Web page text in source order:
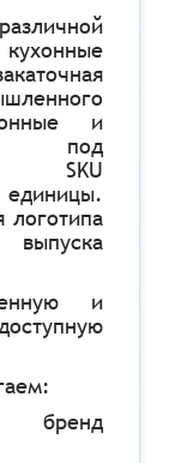
и
под
SKU
единицы.
логотипа
и
бренд